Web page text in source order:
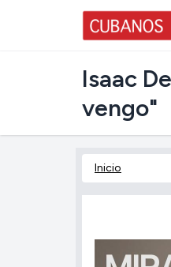
Isaac
vengo"
Inicio